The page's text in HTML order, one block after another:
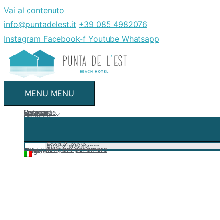
Vai al contenuto
info@puntadelest.it +39 085 4982076
Instagram Facebook-f Youtube Whatsapp
MENU MENU
Camere
Ristorante
Spiaggia
Servizi
Abruzzo
Food & more
Luoghi del cuore
Bike & Nordic
Artigiani per amore
Offerte
Blog
Contatti